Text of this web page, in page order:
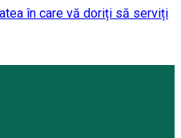
în care vă doriți să serviți